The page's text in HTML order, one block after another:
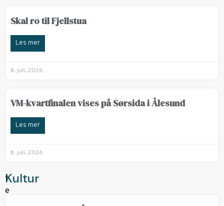
Skal ro til Fjellstua
Les mer
8. juli, 2026
VM-kvartfinalen vises på Sørsida i Ålesund
Les mer
8. juli, 2026
Kultur